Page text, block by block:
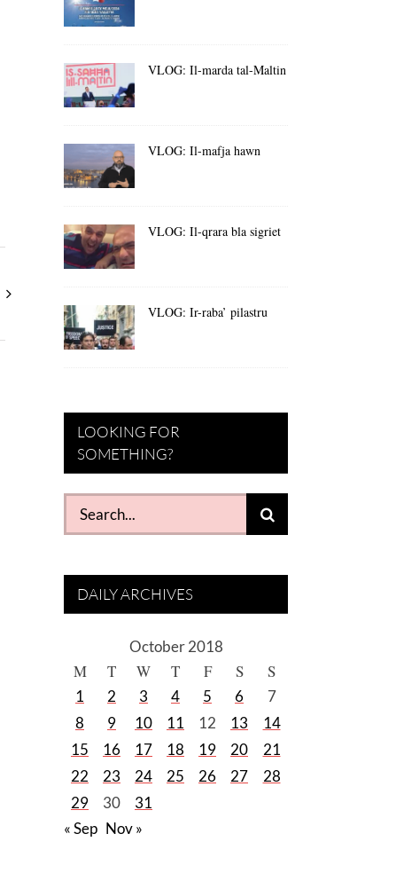
VLOG: Il-marda tal-Maltin
VLOG: Il-mafja hawn
VLOG: Il-qrara bla sigriet
VLOG: Ir-raba’ pilastru
LOOKING FOR
SOMETHING?
Search
for:
DAILY ARCHIVES
October 2018
M T W T F S S
1 2 3 4 5 6
7
8
9 10 11 12 13
14
15
16 17 18 19 20
21
22
23 24 25 26 27
28
29
30
31
« Sep Nov »